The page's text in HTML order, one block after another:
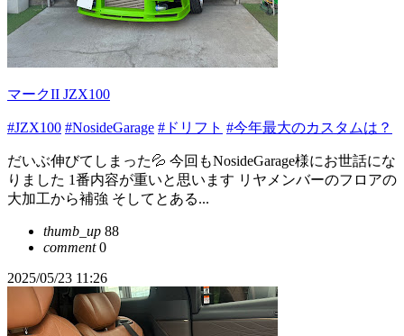
マークII JZX100
#JZX100 #NosideGarage #ドリフト #今年最大のカスタムは？
だいぶ伸びてしまった💦 今回もNosideGarage様にお世話にな
りました 1番内容が重いと思います リヤメンバーのフロアの
大加工から補強 そしてとある...
thumb_up 88
comment0
2025/05/23 11:26